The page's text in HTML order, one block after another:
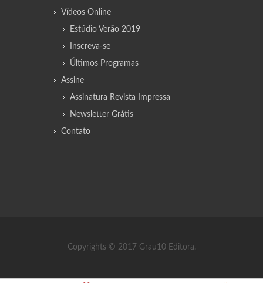
Vídeos Online
Estúdio Verão 2019
Inscreva-se
Últimos Programas
Assine
Assinatura Revista Impressa
Newsletter Grátis
Contato
Copyrights © 2017 Grau10 Editora.